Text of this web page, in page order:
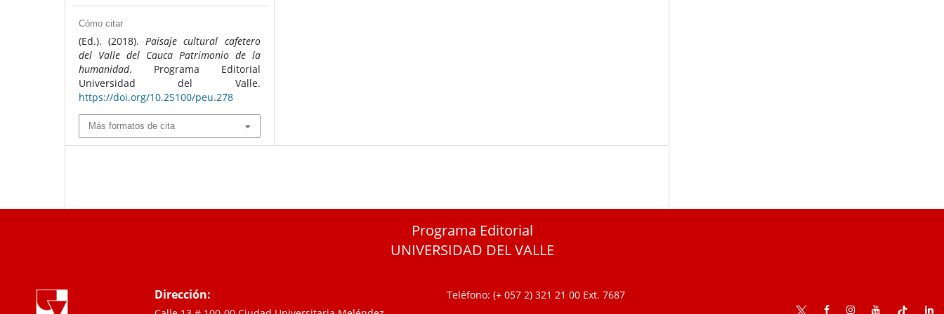
Cómo citar
(Ed.). (2018). Paisaje cultural cafetero
del Valle del Cauca Patrimonio de la
humanidad. Programa Editorial
Universidad del Valle.
https://doi.org/10.25100/peu.278
Más formatos de cita
Programa Editorial
UNIVERSIDAD DEL VALLE
Dirección: Teléfono: (+ 057 2) 321 21 00Ext. 7687